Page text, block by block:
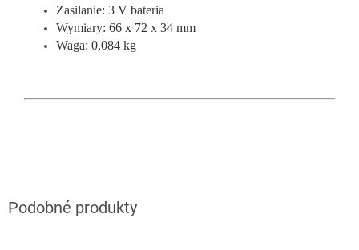
Zasilanie: 3 V bateria
Wymiary: 66 x 72 x 34 mm
Waga: 0,084 kg